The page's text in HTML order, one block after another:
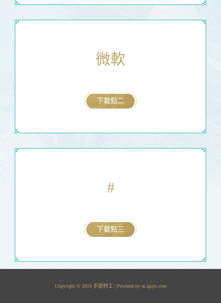
微軟
下載點二
#
下載點三
Copyright © 2018 手遊特工 | Powered by ai.igcps.com